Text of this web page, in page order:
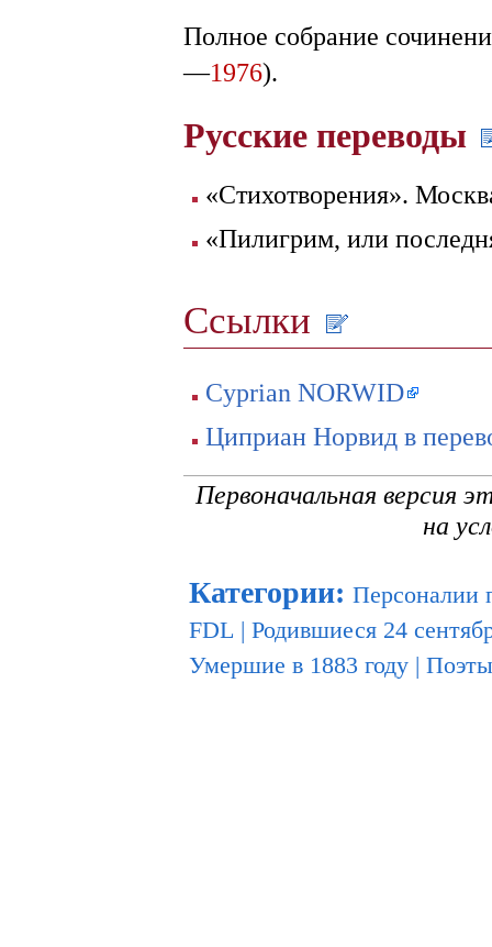
Полное собрание
—1976).
Русские переводы
«Стихотворения».
«Пилигрим, или
Ссылки
Cyprian NORWID
Циприан Норвид в
Первоначальная версия
на
Категории: Персоналии
FDL | Родившиеся 24
Умершие в 1883 году |